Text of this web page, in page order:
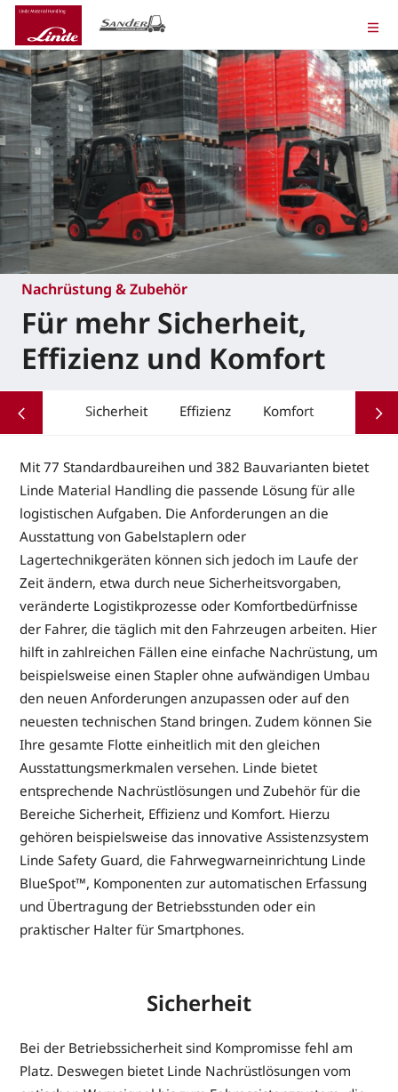
Nachrüstung & Zubehör
Für mehr Sicherheit,
Effizienz und Komfort
Sicherheit Effizienz Komfort
Mit 77 Standardbaureihen und 382 Bauvarianten bietet
Linde Material Handling die passende Lösung für alle
logistischen Aufgaben. Die Anforderungen an die
Ausstattung von Gabelstaplern oder
Lagertechnikgeräten können sich jedoch im Laufe der
Zeit ändern, etwa durch neue Sicherheitsvorgaben,
veränderte Logistikprozesse oder Komfortbedürfnisse
der Fahrer, die täglich mit den Fahrzeugen arbeiten. Hier
hilft in zahlreichen Fällen eine einfache Nachrüstung, um
beispielsweise einen Stapler ohne aufwändigen Umbau
den neuen Anforderungen anzupassen oder auf den
neuesten technischen Stand bringen. Zudem können Sie
Ihre gesamte Flotte einheitlich mit den gleichen
Ausstattungsmerkmalen versehen. Linde bietet
entsprechende Nachrüstlösungen und Zubehör für die
Bereiche Sicherheit, Effizienz und Komfort. Hierzu
gehören beispielsweise das innovative Assistenzsystem
Linde Safety Guard, die Fahrwegwarneinrichtung Linde
BlueSpot™, Komponenten zur automatischen Erfassung
und Übertragung der Betriebsstunden oder ein
praktischer Halter für Smartphones.
Sicherheit
Bei der Betriebssicherheit sind Kompromisse fehl am
Platz. Deswegen bietet Linde Nachrüstlösungen vom